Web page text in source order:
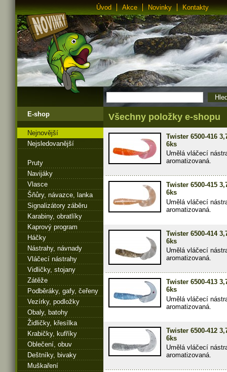
Úvod Akce Novinky Kontakty
E-shop
Nejnovější
Nejsledovanější
Pruty
Navijáky
Vlasce
Šňůry, návazce, lanka
Signalizátory záběru
Karabiny, obratlíky
Kaprový program
Háčky
Nástrahy, návnady
Vláčecí nástrahy
Vidličky, stojany
Zátěže
Podběráky, gafy, čeřeny
Vezírky, podložky
Obaly, batohy
Židličky, křesílka
Krabičky, kufříky
Oblečení, obuv
Deštníky, bivaky
Muškaření
Všechny položky e-shopu
Twister 6500-416
6ks
Umělá vláčecí
aromatizovaná.
Twister 6500-415
6ks
Umělá vláčecí
aromatizovaná.
Twister 6500-414
6ks
Umělá vláčecí
aromatizovaná.
Twister 6500-413
6ks
Umělá vláčecí
aromatizovaná.
Twister 6500-412
6ks
Umělá vláčecí
aromatizovaná.